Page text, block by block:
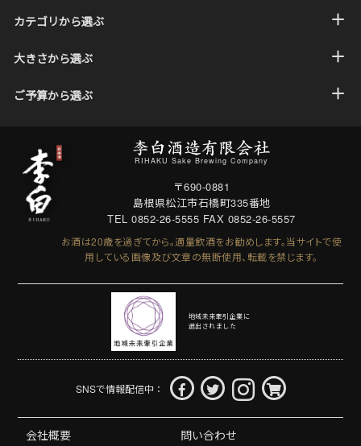
カテゴリから選ぶ
大きさから選ぶ
ご予算から選ぶ
RIHAKU Sake Brewing Company
〒690-0881
島根県松江市石橋町335番地
TEL 0852-26-5555 FAX 0852-26-5557
お酒は20歳を過ぎてから。適量飲酒をお勧めします。当サイトで使
用している画像及び文章の無断使用、転載を禁じます。
地域未来牽引企業に
選出されました
SNSで情報配信中：
会社概要
問い合わせ